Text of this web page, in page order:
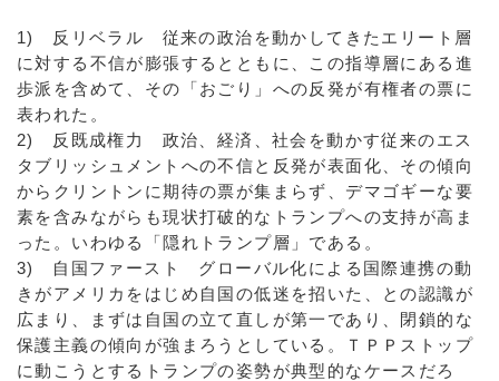
1) 反リベラル 従来の政治を動かしてきたエリート層
に対する不信が膨張するとともに、この指導層にある進
歩派を含めて、その「おごり」への反発が有権者の票に
表われた。
2) 反既成権力 政治、経済、社会を動かす従来のエス
タブリッシュメントへの不信と反発が表面化、その傾向
からクリントンに期待の票が集まらず、デマゴギーな要
素を含みながらも現状打破的なトランプへの支持が高ま
った。いわゆる「隠れトランプ層」である。
3) 自国ファースト グローバル化による国際連携の動
きがアメリカをはじめ自国の低迷を招いた、との認識が
広まり、まずは自国の立て直しが第一であり、閉鎖的な
保護主義の傾向が強まろうとしている。ＴＰＰストップ
に動こうとするトランプの姿勢が典型的なケースだろ